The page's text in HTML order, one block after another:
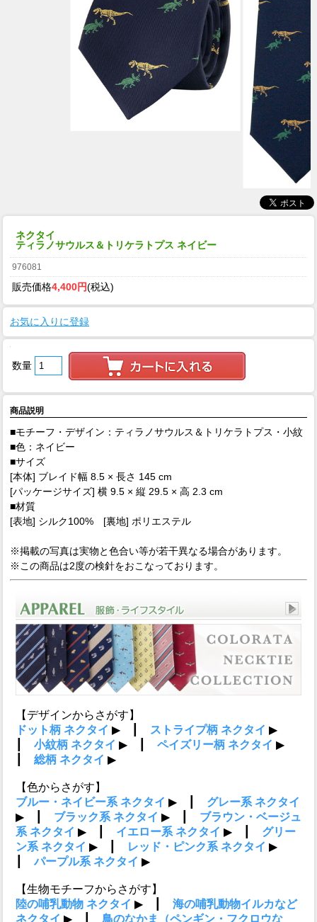
ネクタイ
ティラノサウルス＆トリケラトプス ネイビー
976081
販売価格4,400円(税込)
お気に入りに登録
数量
商品説明
■モチーフ・デザイン：ティラノサウルス＆トリケラトプス・小紋
■色：ネイビー
■サイズ
[本体] ブレイド幅 8.5 × 長さ 145 cm
[パッケージサイズ] 横 9.5 × 縦 29.5 × 高 2.3 cm
■材質
[表地] シルク100% [裏地] ポリエステル
※掲載の写真は実物と色合い等が若干異なる場合があります。
※この商品は2度の検針をおこなっております。